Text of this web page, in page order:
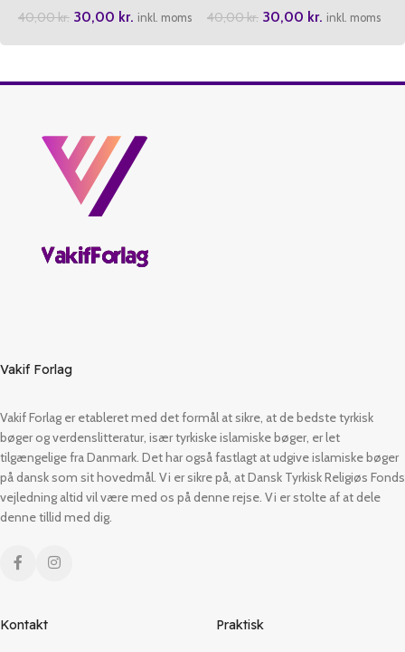
40,00kr. 30,00 kr. inkl. moms 40,00kr. 30,00 kr. inkl. moms
Vakif Forlag
Vakif Forlag er etableret med det formål at sikre, at de bedste tyrkisk
bøger og verdenslitteratur, især tyrkiske islamiske bøger, er let
tilgængelige fra Danmark. Det har også fastlagt at udgive islamiske bøger
på dansk som sit hovedmål. Vi er sikre på, at Dansk Tyrkisk Religiøs Fonds
vejledning altid vil være med os på denne rejse. Vi er stolte af at dele
denne tillid med dig.
Kontakt Praktisk